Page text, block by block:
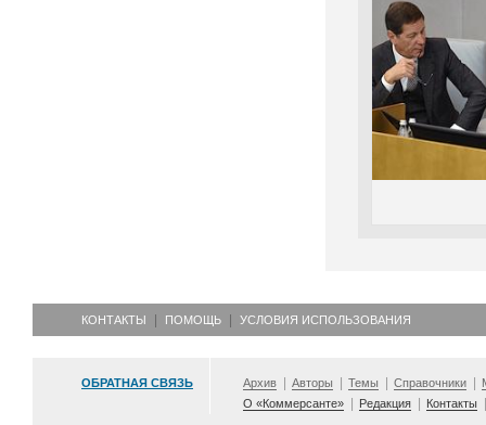
КОНТАКТЫ ПОМОЩЬ УСЛОВИЯ ИСПОЛЬЗОВАНИЯ
ОБРАТНАЯ СВЯЗЬ Архив Авторы Темы Справочники
О «Коммерсанте»
Редакция Контакты